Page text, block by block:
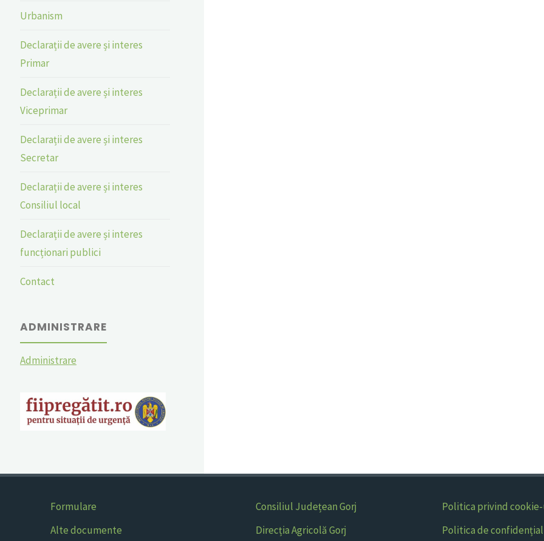
Urbanism
Declarații de avere și interes
Primar
Declarații de avere și interes
Viceprimar
Declarații de avere și interes
Secretar
Declarații de avere și interes
Consiliul local
Declarații de avere și interes
funcționari publici
Contact
ADMINISTRARE
Administrare
Formulare
Alte documente
Consiliul Județean Gorj
Direcția Agricolă Gorj
Politica privind
Politica de